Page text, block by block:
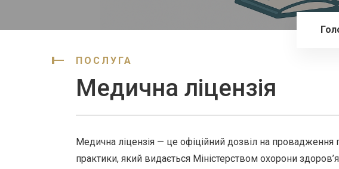
ПОСЛУГА
Медична ліцензія
Медична ліцензія — це офіційний дозвіл на провадження
практики, який видається Міністерством охорони